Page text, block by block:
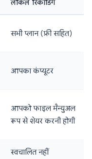
लोकल रिकॉर्डिंग
सभी प्लान (फ्री सहित)
आपका कंप्यूटर
आपको फाइल मैन्युअल
रूप से शेयर करनी होगी
स्वचालित नहीं